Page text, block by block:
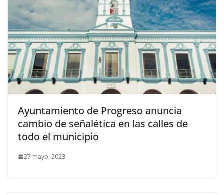
Ayuntamiento de Progreso anuncia
cambio de señalética en las calles de
todo el municipio
27 mayo, 2023